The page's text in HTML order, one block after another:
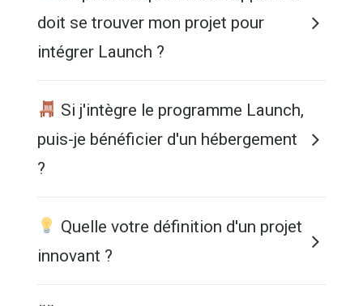
doit se trouver mon projet pour
intégrer Launch ?
Si j'intègre le programme Launch,
puis-je bénéficier d'un hébergement
?
Quelle votre définition d'un projet
innovant ?